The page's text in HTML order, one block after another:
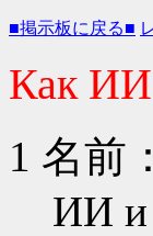
■掲示板に戻る■
Как ИИ
1 名前：
ИИ и